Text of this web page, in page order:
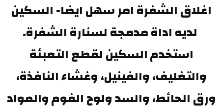
لديه اداة مدمجة لسنارة الشفرة.